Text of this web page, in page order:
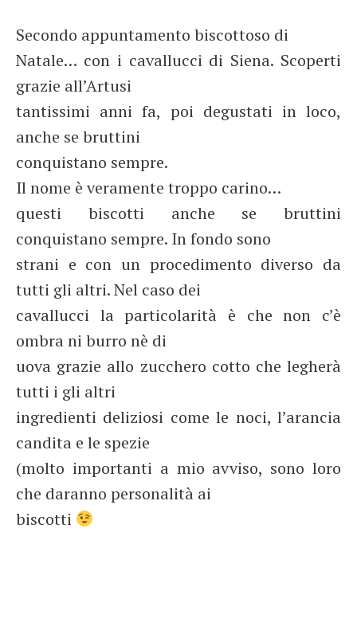
Secondo appuntamento biscottoso di
Natale… con i cavallucci di Siena. Scoperti
grazie all’Artusi
tantissimi anni fa, poi degustati in loco,
anche se bruttini
conquistano sempre.
Il nome è veramente troppo carino…
questi biscotti anche se bruttini
conquistano sempre. In fondo sono
strani e con un procedimento diverso da
tutti gli altri. Nel caso dei
cavallucci la particolarità è che non c’è
ombra ni burro nè di
uova grazie allo zucchero cotto che legherà
tutti i gli altri
ingredienti deliziosi come le noci, l’arancia
candita e le spezie
(molto importanti a mio avviso, sono loro
che daranno personalità ai
biscotti